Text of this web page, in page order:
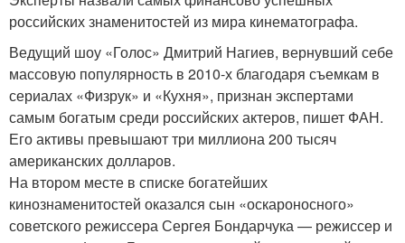
российских знаменитостей из мира кинематографа.
Ведущий шоу «Голос» Дмитрий Нагиев, вернувший себе
массовую популярность в 2010-х благодаря съемкам в
сериалах «Физрук» и «Кухня», признан экспертами
самым богатым среди российских актеров, пишет ФАН.
Его активы превышают три миллиона 200 тысяч
американских долларов.
На втором месте в списке богатейших
кинознаменитостей оказался сын «оскароносного»
советского режиссера Сергея Бондарчука — режиссер и